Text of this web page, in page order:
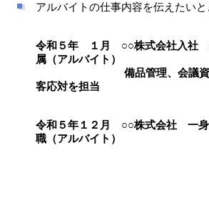
アルバイトの仕事内容を伝えたいと
令和５年 １月 ○○株式会社入社
属（アルバイト）
備品管理、会議資料作
客応対を担当
令和５年１２月 ○○株式会社 一身
職（アルバイト）